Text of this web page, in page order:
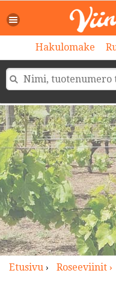
Hakulomake
Etusivu› Roseeviinit ›